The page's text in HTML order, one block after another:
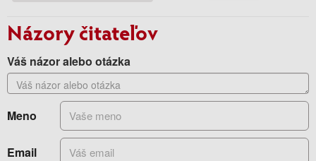
Názory čitateľov
Váš názor alebo otázka
Meno
Email